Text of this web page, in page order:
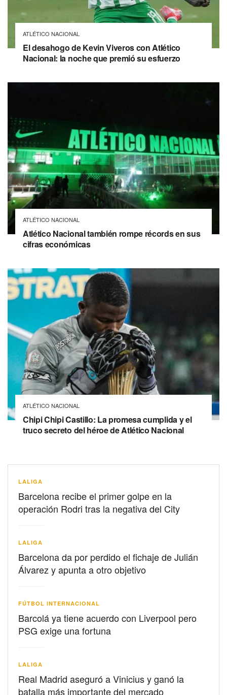
ATLÉTICO NACIONAL
El desahogo de Kevin Viveros con Atlético
Nacional: la noche que premió su esfuerzo
ATLÉTICO NACIONAL
Atlético Nacional también rompe récords en sus
cifras económicas
ATLÉTICO NACIONAL
Chipi Chipi Castillo: La promesa cumplida y el
truco secreto del héroe de Atlético Nacional
LALIGA
Barcelona recibe el primer golpe en la
operación Rodri tras la negativa del City
LALIGA
Barcelona da por perdido el fichaje de Julián
Álvarez y apunta a otro objetivo
FÚTBOL INTERNACIONAL
Barcolá ya tiene acuerdo con Liverpool pero
PSG exige una fortuna
LALIGA
Real Madrid aseguró a Vinicius y ganó la
batalla más importante del mercado